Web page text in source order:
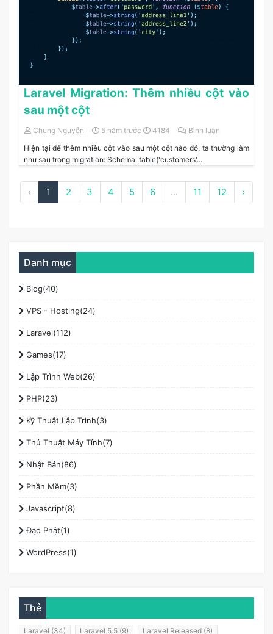
Laravel Migration: Thêm nhiều cột vào
sau một cột
Chung Nguyễn 5 năm trước 4184
Bình luận
Hiện tại để thêm nhiều cột vào sau một cột nào đó, ta thường làm
như sau trong migration: Schema::table('customers'...
‹ 1 2 3 4 5 6 ... 11 12 ›
Danh mục
Blog(40)
VPS - Hosting(24)
Laravel(112)
Games(17)
Lập Trình Web(26)
PHP(23)
Kỹ Thuật Lập Trình(3)
Thủ Thuật Máy Tính(7)
Nhật Bản(86)
Phần Mềm(3)
Javascript(8)
Đạo Phật(1)
WordPress(1)
Thẻ
Laravel (34) Laravel 5.5 (9)
Laravel Released (8)